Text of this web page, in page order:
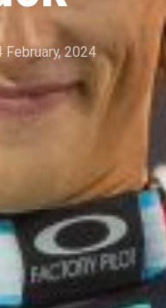
February, 2024